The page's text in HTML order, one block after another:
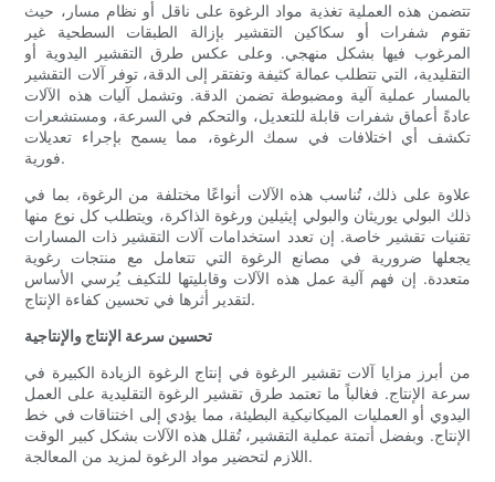
تتضمن هذه العملية تغذية مواد الرغوة على ناقل أو نظام مسار، حيث
تقوم شفرات أو سكاكين التقشير بإزالة الطبقات السطحية غير
المرغوب فيها بشكل منهجي. وعلى عكس طرق التقشير اليدوية أو
التقليدية، التي تتطلب عمالة كثيفة وتفتقر إلى الدقة، توفر آلات التقشير
بالمسار عملية آلية ومضبوطة تضمن الدقة. وتشمل آليات هذه الآلات
عادةً أعماق شفرات قابلة للتعديل، والتحكم في السرعة، ومستشعرات
تكشف أي اختلافات في سمك الرغوة، مما يسمح بإجراء تعديلات
فورية.
علاوة على ذلك، تُناسب هذه الآلات أنواعًا مختلفة من الرغوة، بما في
ذلك البولي يوريثان والبولي إيثيلين ورغوة الذاكرة، ويتطلب كل نوع منها
تقنيات تقشير خاصة. إن تعدد استخدامات آلات التقشير ذات المسارات
يجعلها ضرورية في مصانع الرغوة التي تتعامل مع منتجات رغوية
متعددة. إن فهم آلية عمل هذه الآلات وقابليتها للتكيف يُرسي الأساس
لتقدير أثرها في تحسين كفاءة الإنتاج.
تحسين سرعة الإنتاج والإنتاجية
من أبرز مزايا آلات تقشير الرغوة في إنتاج الرغوة الزيادة الكبيرة في
سرعة الإنتاج. فغالباً ما تعتمد طرق تقشير الرغوة التقليدية على العمل
اليدوي أو العمليات الميكانيكية البطيئة، مما يؤدي إلى اختناقات في خط
الإنتاج. وبفضل أتمتة عملية التقشير، تُقلل هذه الآلات بشكل كبير الوقت
اللازم لتحضير مواد الرغوة لمزيد من المعالجة.